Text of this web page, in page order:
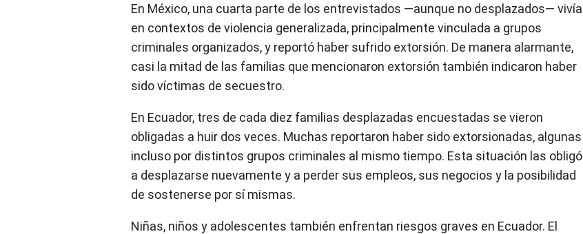
En México, una cuarta parte de los entrevistados —aunque no desplazados— vivía
en contextos de violencia generalizada, principalmente vinculada a grupos
criminales organizados, y reportó haber sufrido extorsión. De manera alarmante,
casi la mitad de las familias que mencionaron extorsión también indicaron haber
sido víctimas de secuestro.
En Ecuador, tres de cada diez familias desplazadas encuestadas se vieron
obligadas a huir dos veces. Muchas reportaron haber sido extorsionadas, algunas
incluso por distintos grupos criminales al mismo tiempo. Esta situación las obligó
a desplazarse nuevamente y a perder sus empleos, sus negocios y la posibilidad
de sostenerse por sí mismas.
Niñas, niños y adolescentes también enfrentan riesgos graves en Ecuador. El